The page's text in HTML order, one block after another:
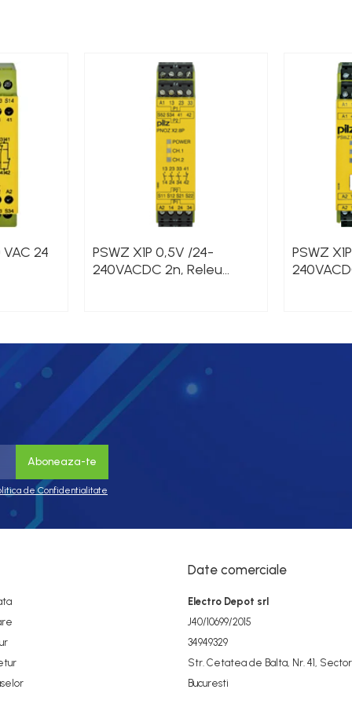
24
PSWZ X1P 0,5V /24-
240VACDC 2n, Releu
PSWZ
de Confidentialitate
Date comerciale
Electro Depot srl
J40/10699/2015
34949329
Str. Cetatea de Balta, Nr. 41,
Bucuresti